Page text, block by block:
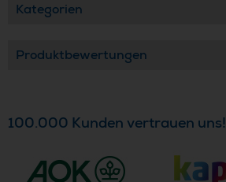
Kategorien
Produktbewertungen
100.000 Kunden vertrauen uns!